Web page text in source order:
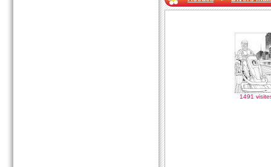
1491